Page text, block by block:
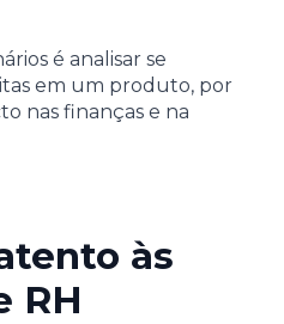
é analisar se
em um produto, por
nas finanças e na
às
RH